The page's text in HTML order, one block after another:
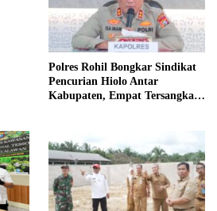
Polres Rohil Bongkar Sindikat
Pencurian Hiolo Antar
Kabupaten, Empat Tersangka